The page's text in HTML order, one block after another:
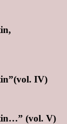
IV)
(vol. V)